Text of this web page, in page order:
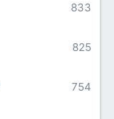
833
825
754